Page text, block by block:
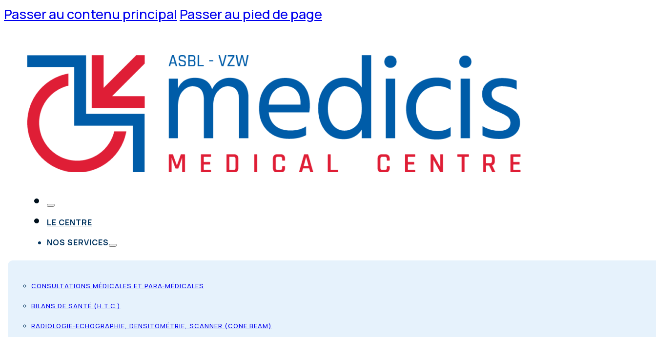
Passer au contenu principal Passer au pied de page
LE CENTRE
NOS SERVICES
CONSULTATIONS MÉDICALES ET PARA-MÉDICALES
BILANS DE SANTÉ (H.T.C.)
RADIOLOGIE-ECHOGRAPHIE, DENSITOMÉTRIE, SCANNER (CONE BEAM)